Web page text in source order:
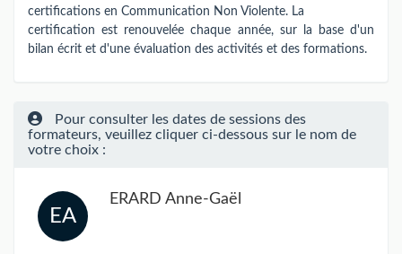
certifications en Communication Non Violente. La
certification est renouvelée chaque année, sur la base d'un
bilan écrit et d'une évaluation des activités et des formations.
Pour consulter les dates de sessions des
formateurs, veuillez cliquer ci-dessous sur le nom de
votre choix :
EA
ERARD Anne-Gaël